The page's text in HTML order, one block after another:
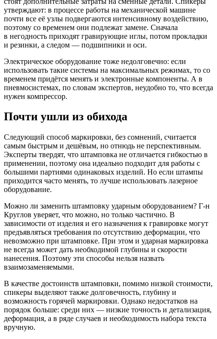
утверждают: в процессе работы на механической машине
почти все её узлы подвергаются интенсивному воздействию,
поэтому со временем они подлежат замене. Сначала
в негодность приходят гравирующие иглы, потом прокладки
и резинки, а следом — подшипники и оси.
Электрическое оборудование тоже недолговечно: если
использовать такие системы на максимальных режимах, то со
временем придётся менять и электронные компоненты. А в
пневмосистемах, по словам экспертов, неудобно то, что всегда
нужен компрессор.
Почти ушли из обихода
Следующий способ маркировки, без сомнений, считается
самым быстрым и дешёвым, но отнюдь не перспективным.
Эксперты твердят, что штамповка не отличается гибкостью в
применении, поэтому она идеально подходит для работы с
большими партиями одинаковых изделий. Но если штампы
приходится часто менять, то лучше использовать лазерное
оборудование.
Можно ли заменить штамповку ударным оборудованием? Г-н
Круглов уверяет, что можно, но только частично. В
зависимости от изделия и его назначения к гравировке могут
предъявляться требования по отсутствию деформации, что
невозможно при штамповке. При этом и ударная маркировка
не всегда может дать необходимой глубины и скорости
нанесения. Поэтому эти способы нельзя назвать
взаимозаменяемыми.
В качестве достоинств штамповки, помимо низкой стоимости,
спикеры выделяют также долговечность, глубину и
возможность горячей маркировки. Однако недостатков на
порядок больше: среди них — низкие точность и детализация,
деформация, а в ряде случаев и необходимость набора текста
вручную.